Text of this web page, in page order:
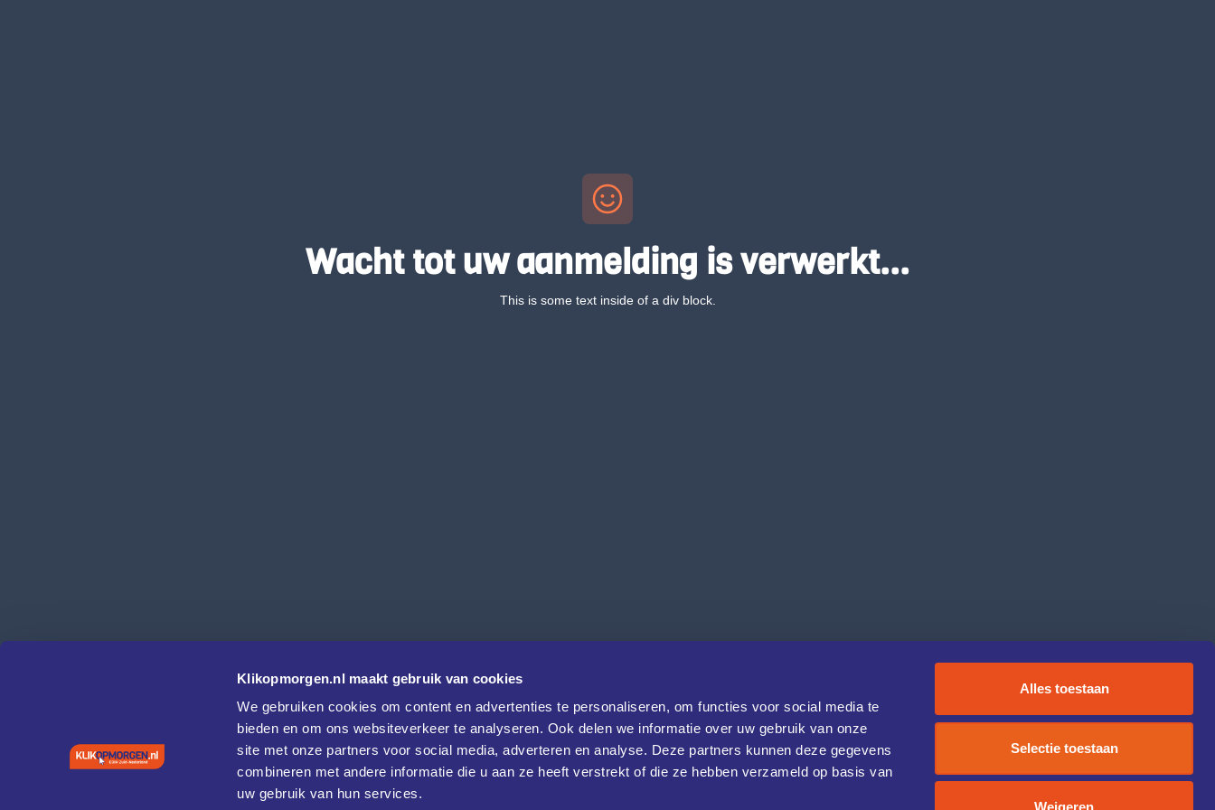
Klikopmorgen.nl maakt gebruik van cookies
We gebruiken cookies om content en advertenties te personaliseren, om functies voor social media te
bieden en om ons websiteverkeer te analyseren. Ook delen we informatie over uw gebruik van onze
site met onze partners voor social media, adverteren en analyse. Deze partners kunnen deze gegevens
combineren met andere informatie die u aan ze heeft verstrekt of die ze hebben verzameld op basis van
uw gebruik van hun services.
Alles toestaan
Selectie toestaan
Weigeren
Wacht tot uw aanmelding is verwerkt...
This is some text inside of a div block.